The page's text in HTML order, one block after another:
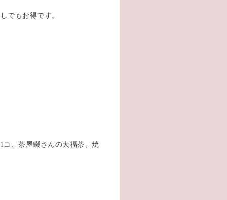
でもお得です。
コ、茶屋綴さんの大福茶、焼